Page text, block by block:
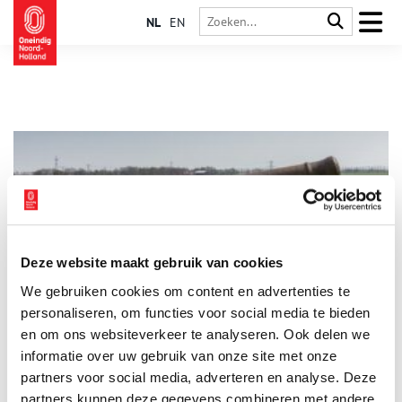
Deze website maakt gebruik van cookies
We gebruiken cookies om content en advertenties te
personaliseren, om functies voor social media te bieden
en om ons websiteverkeer te analyseren. Ook delen we
informatie over uw gebruik van onze site met onze
partners voor social media, adverteren en analyse. Deze
partners kunnen deze gegevens combineren met andere
NL EN
effect op bezoek is beperkt
Op woensdag 3 december kwamen vertegenwoordigers van
alle Nederlandse UNESCO-Werelderfgoedlocaties, partners en
erfgoedprofessionals bijeen in Amersfoort voor de
kennisbijeenkomst “Werelderfgoed Samen Zichtbaar”. Deze dag,
georganiseerd door Stichting Werelderfgoed Nederland en
NBTC, stond volledig in het teken van één centrale vraag: Hoe
1 min